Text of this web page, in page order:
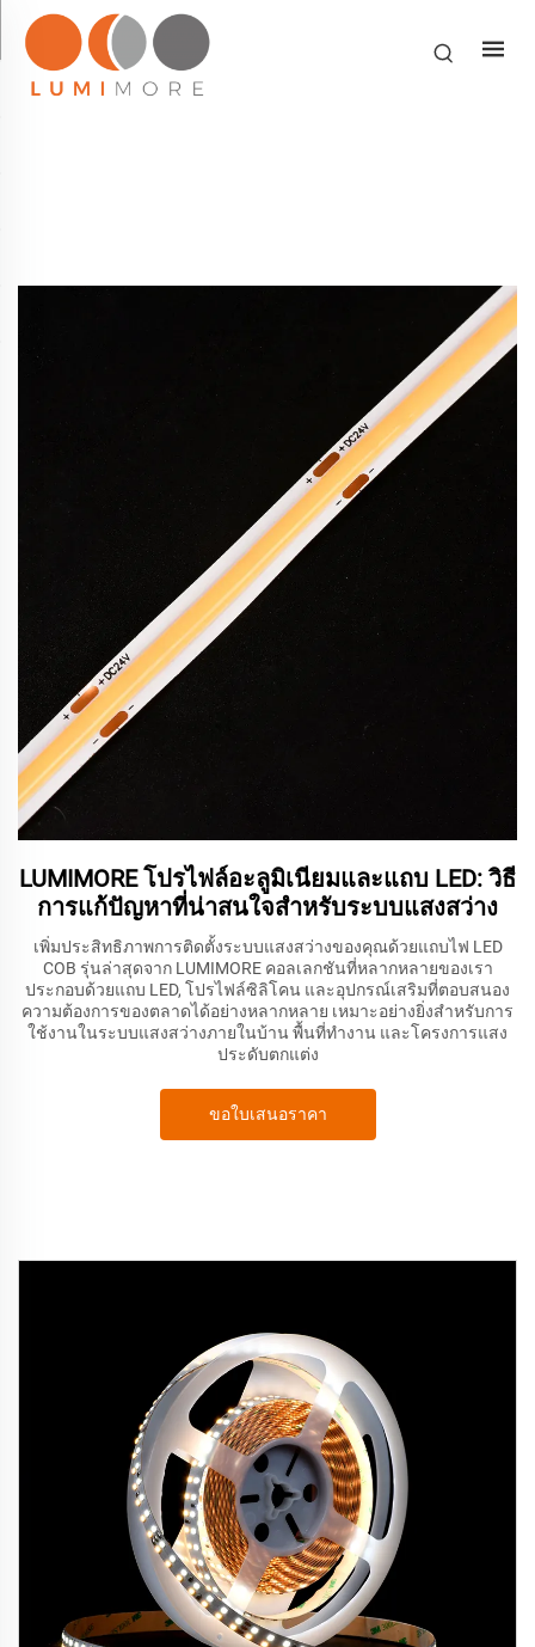
LUMIMORE โปรไฟล์อะลูมิเนียมและแถบ LED: วิธี
การแก้ปัญหาที่น่าสนใจสำหรับระบบแสงสว่าง
เพิ่มประสิทธิภาพการติดตั้งระบบแสงสว่างของคุณด้วยแถบไฟ LED
COB รุ่นล่าสุดจาก LUMIMORE คอลเลกชันที่หลากหลายของเรา
ประกอบด้วยแถบ LED, โปรไฟล์ซิลิโคน และอุปกรณ์เสริมที่ตอบสนอง
ความต้องการของตลาดได้อย่างหลากหลาย เหมาะอย่างยิ่งสำหรับการ
ใช้งานในระบบแสงสว่างภายในบ้าน พื้นที่ทำงาน และโครงการแสง
ประดับตกแต่ง
ขอใบเสนอราคา